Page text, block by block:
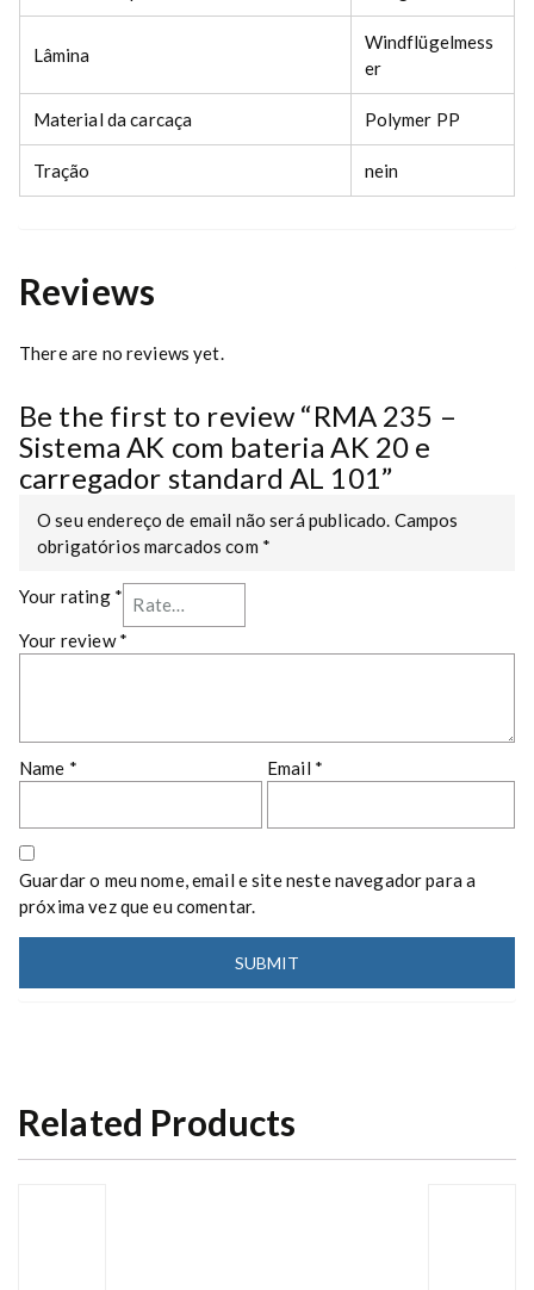
Lâmina
Windflügelmess
er
Material da carcaça Polymer PP
Tração nein
Reviews
There are no reviews yet.
Be the first to review “RMA 235 –
Sistema AK com bateria AK 20 e
carregador standard AL 101”
O seu endereço de email não será publicado. Campos
obrigatórios marcados com *
Your rating *
Your review*
Name * Email *
Guardar o meu nome, email e site neste navegador para a
próxima vez que eu comentar.
Related Products